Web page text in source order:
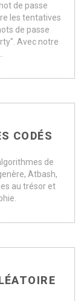
de passe
les tentatives
de passe
Avec notre
CODÉS
de
Atbash,
au trésor et